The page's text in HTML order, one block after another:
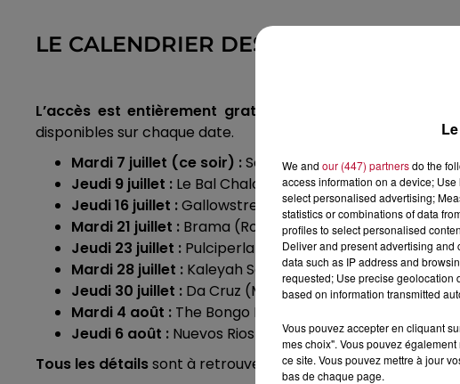
LE CALENDRIER DES CONCERTS
L’accès est entièrement gratuit et libre et les soirées
disponibles sur chaque date.
Mardi 7 juillet (ce soir) :Soba (Afro Blues) – Treilles,
Jeudi 9 juillet : Le Bal Chaloupé (Musique créolisée) –
Jeudi 16 juillet :Gallowstreet (Fanfare électro-funk) –
Mardi 21 juillet : Brama (Rock psychédélique) –
Jeudi 23 juillet : Pulciperla (Afro caribéen azimuté) –
Mardi 28 juillet : Kaleyah Soul System (Groove électro
Jeudi 30 juillet : Da Cruz (Musique urbaine brésilienne)
Mardi 4 août : The Bongo Hop (Afro caribéen) –
Jeudi 6 août : Nuevos Rios (Tropical bass) – Saint-
Tous les détailssont à retrouver surle site internet du
We and our (447) partnersdo the
access information on a device;
select personalised advertising;
statistics or combinations of data
profiles to select personalised
Deliver and present advertising
data such as IP address and
requested; Use precise geolocation
based on information transmitted
Vous pouvez accepter en cliquant
mes choix". Vous pouvez
ce site. Vous pouvez mettre à jour
bas de chaque page.